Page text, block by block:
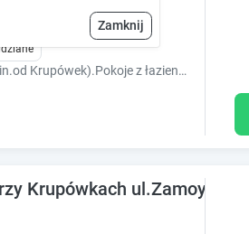
Zamknij
Góralski domek - centr Zakopanego (5 min.od Krupówek).Pokoje z łazienkami,łóżka małżeńskie,TV internet,mikrofalówka,czajnik,lodówka,ręczniki.
Krupówkach ul.Zamoyskiego